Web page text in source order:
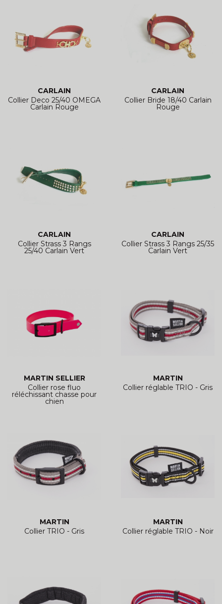
CARLAIN
Collier Deco 25/40 OMEGA
Carlain Rouge
CARLAIN
Collier Bride 18/40 Carlain
Rouge
CARLAIN
Collier Strass 3 Rangs
25/40 Carlain Vert
CARLAIN
Collier Strass 3 Rangs 25/35
Carlain Vert
MARTIN SELLIER
Collier rose fluo
réléchissant chasse pour
chien
MARTIN
Collier réglable TRIO - Gris
MARTIN
Collier TRIO - Gris
MARTIN
Collier réglable TRIO - Noir